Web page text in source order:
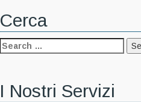
Cerca
I Nostri Servizi